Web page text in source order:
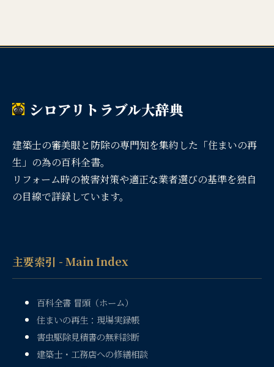
シロアリトラブル大辞典
建築士の審美眼と防除の専門知を集約した「住まいの再
生」の為の百科全書。
リフォーム時の被害対策や適正な業者選びの基準を独自
の目線で詳録しています。
主要索引 - Main Index
百科全書 冒頭（ホーム）
住まいの再生：現場実録帳
害虫駆除見積書の無料診断
建築士・工務店への修繕相談